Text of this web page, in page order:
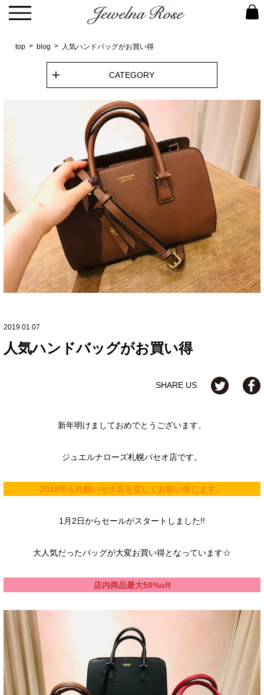
top blog 人気ハンドバッグがお買い得
CATEGORY
2019 01 07
人気ハンドバッグがお買い得
SHARE US
新年明けましておめでとうございます。
ジュエルナローズ札幌パセオ店です。
2019年も札幌パセオ店を宜しくお願い致します。
1月2日からセールがスタートしました!!
大人気だったバッグが大変お買い得となっています☆
店内商品最大50%off